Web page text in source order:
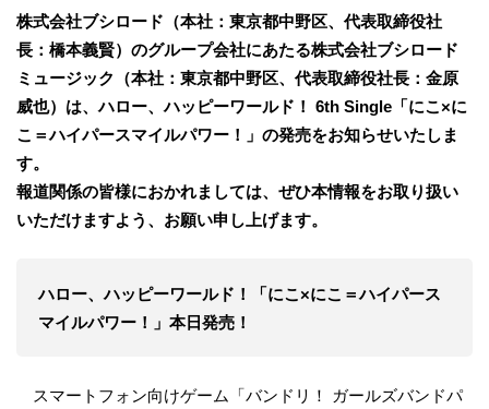
株式会社ブシロード（本社：東京都中野区、代表取締役社
長：橋本義賢）のグループ会社にあたる株式会社ブシロード
ミュージック（本社：東京都中野区、代表取締役社長：金原
威也）は、ハロー、ハッピーワールド！ 6th Single「にこ×に
こ＝ハイパースマイルパワー！」の発売をお知らせいたしま
す。
報道関係の皆様におかれましては、ぜひ本情報をお取り扱い
いただけますよう、お願い申し上げます。
ハロー、ハッピーワールド！「にこ×にこ＝ハイパース
マイルパワー！」本日発売！
スマートフォン向けゲーム「バンドリ！ ガールズバンドパ